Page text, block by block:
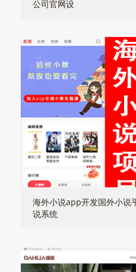
公司官网设
海外小说app开发国外小说
说系统